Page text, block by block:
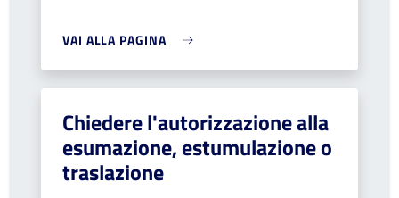
VAI ALLA PAGINA
Chiedere l'autorizzazione alla
esumazione, estumulazione o
traslazione